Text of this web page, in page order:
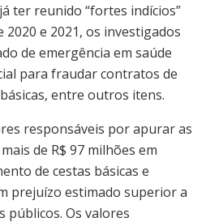
ter reunido “fortes indícios”
e 2021, os investigados
de emergência em saúde
para fraudar contratos de
entre outros itens.
responsáveis por apurar as
de R$ 97 milhões em
de cestas básicas e
prejuízo estimado superior a
públicos. Os valores